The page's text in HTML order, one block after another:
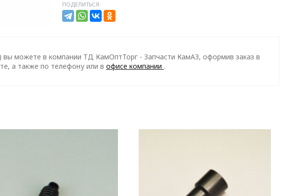
ПОДЕЛИТЬСЯ:
вы можете в компании ТД КамОптТорг - Запчасти КамАЗ, оформив заказ в
а также по телефону или в офисе компании .